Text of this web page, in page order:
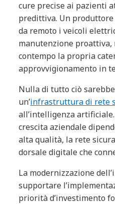
cure precise ai pazienti
predittiva. Un
da remoto i veicoli
manutenzione proattiva,
contempo la propria
approvvigionamento in
Nulla di tutto ciò
un’infrastruttura di rete
all’intelligenza
crescita aziendale
alta qualità, la rete
dorsale digitale che
La modernizzazione
supportare
priorità d’investimento